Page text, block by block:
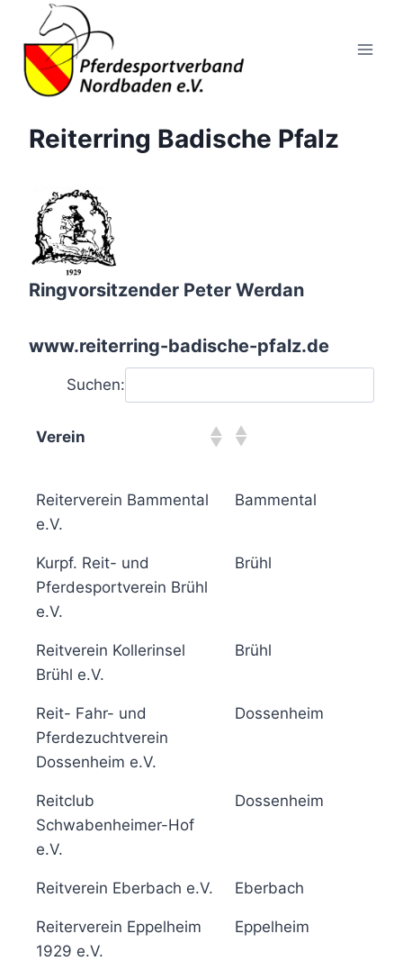
springen
Reiterring Badische Pfalz
Ringvorsitzender Peter Werdan
www.reiterring-badische-pfalz.de
Suchen:
Verein
Verein
Reiterverein Bammental
e.V.
Bammental
Kurpf. Reit- und
Pferdesportverein Brühl
e.V.
Brühl
Reitverein Kollerinsel
Brühl e.V.
Brühl
Reit- Fahr- und
Pferdezuchtverein
Dossenheim e.V.
Dossenheim
Reitclub
Schwabenheimer-Hof
e.V.
Dossenheim
Reitverein Eberbach e.V. Eberbach
Reiterverein Eppelheim
1929 e.V.
Eppelheim